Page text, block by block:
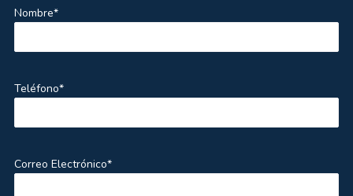
Nombre*
Teléfono*
Correo Electrónico*